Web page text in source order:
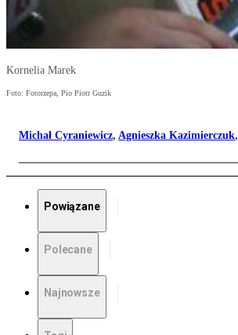
Kornelia Marek
Foto: Fotorzepa, Pio Piotr Guzik
Michał Cyraniewicz, Agnieszka Kazimierczuk,
Powiązane
Polecane
Najnowsze